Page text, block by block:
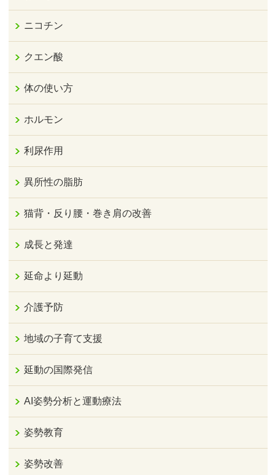
ニコチン
クエン酸
体の使い方
ホルモン
利尿作用
異所性の脂肪
猫背・反り腰・巻き肩の改善
成長と発達
延命より延動
介護予防
地域の子育て支援
延動の国際発信
AI姿勢分析と運動療法
姿勢教育
姿勢改善